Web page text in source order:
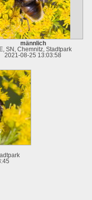
männlich
SN, Chemnitz, Stadtpark
2021-08-25 13:03:58